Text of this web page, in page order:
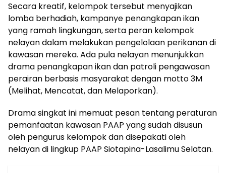
Secara kreatif, kelompok tersebut menyajikan
lomba berhadiah, kampanye penangkapan ikan
yang ramah lingkungan, serta peran kelompok
nelayan dalam melakukan pengelolaan perikanan di
kawasan mereka. Ada pula nelayan menunjukkan
drama penangkapan ikan dan patroli pengawasan
perairan berbasis masyarakat dengan motto 3M
(Melihat, Mencatat, dan Melaporkan).
Drama singkat ini memuat pesan tentang peraturan
pemanfaatan kawasan PAAP yang sudah disusun
oleh pengurus kelompok dan disepakati oleh
nelayan di lingkup PAAP Siotapina-Lasalimu Selatan.